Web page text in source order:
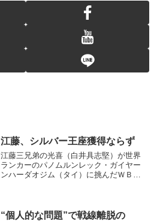
江藤、シルバー王座獲得ならず
江藤三兄弟の光喜（白井具志堅）が世界
ランカーのパノムルンレック・ガイヤー
ンハーダオジム（タイ）に挑んだＷＢＣ
２、１１６－１１２、１１...
“個人的な問題”で戦線離脱の